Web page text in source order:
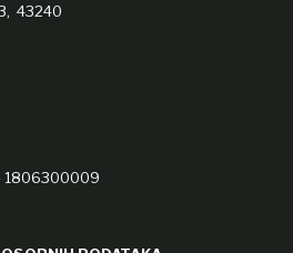
43240
1806300009